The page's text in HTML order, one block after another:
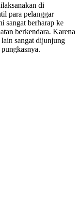
di
para pelanggar
sangat berharap ke
berkendara. Karena
sangat dijunjung